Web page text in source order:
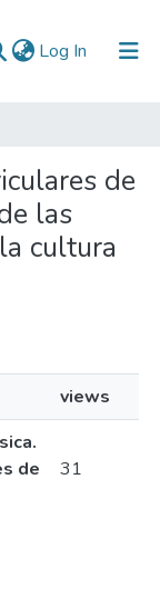
Log In (current)
de
las
cultura
views
de
31